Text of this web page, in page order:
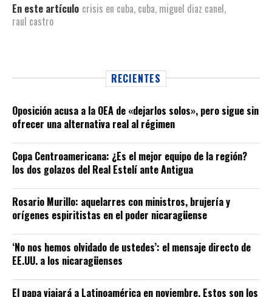
En este artículo crisis en cuba, cuba, miguel diaz canel,
raul castro
RECIENTES
Oposición acusa a la OEA de «dejarlos solos», pero sigue sin
ofrecer una alternativa real al régimen
Copa Centroamericana: ¿Es el mejor equipo de la región?
los dos golazos del Real Estelí ante Antigua
Rosario Murillo: aquelarres con ministros, brujería y
orígenes espiritistas en el poder nicaragüense
‘No nos hemos olvidado de ustedes’: el mensaje directo de
EE.UU. a los nicaragüenses
El papa viajará a Latinoamérica en noviembre. Estos son los